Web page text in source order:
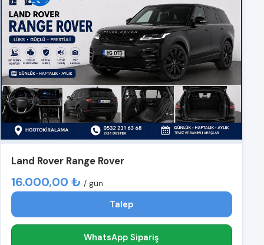
Land Rover Range Rover
16.000,00 ₺ / gün
Talep
WhatsApp Sipariş